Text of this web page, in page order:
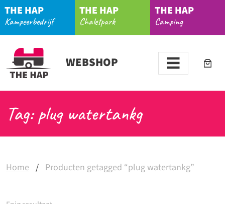
THE HAP
Kampeerbedrijf
THE HAP
Chaletpark
THE HAP
Camping
WEBSHOP
Tag: plug watertankg
Home / Producten getagged “plug watertankg”